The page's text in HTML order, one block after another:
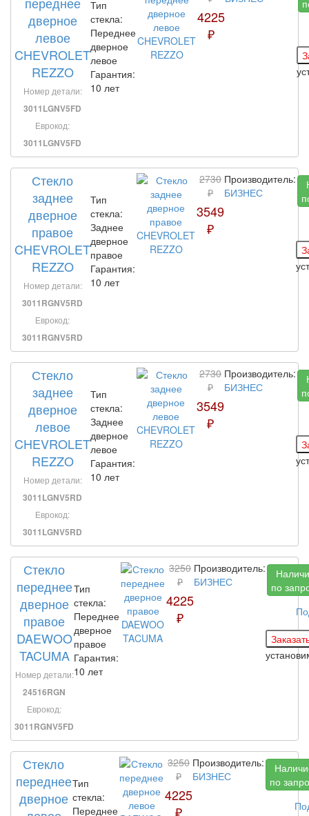
дверное
левое
CHEVROLET
REZZO
Номер детали:
3011LGNV5FD
Еврокод:
3011LGNV5FD
Тип
стекла:
Переднее
дверное
левое
Гарантия:
10 лет
4225
₽
Стекло
заднее
дверное
правое
CHEVROLET
REZZO
Номер детали:
3011RGNV5RD
Еврокод:
3011RGNV5RD
Тип
стекла:
Заднее
дверное
правое
Гарантия:
10 лет
2730
₽
3549
₽
Производитель:
БИЗНЕС
Стекло
заднее
дверное
левое
CHEVROLET
REZZO
Номер детали:
3011LGNV5RD
Еврокод:
3011LGNV5RD
Тип
стекла:
Заднее
дверное
левое
Гарантия:
10 лет
2730
₽
3549
₽
Производитель:
БИЗНЕС
Стекло
переднее
дверное
правое
DAEWOO
TACUMA
Номер детали:
24516RGN
Еврокод:
3011RGNV5FD
Тип
стекла:
Переднее
дверное
правое
Гарантия:
10 лет
3250
₽
4225
₽
Производитель:
БИЗНЕС
по
Стекло
переднее
дверное
Тип
стекла:
Переднее
3250
₽
4225
₽
Производитель:
БИЗНЕС
по